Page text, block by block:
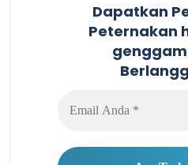
Dapatkan
Peternakan